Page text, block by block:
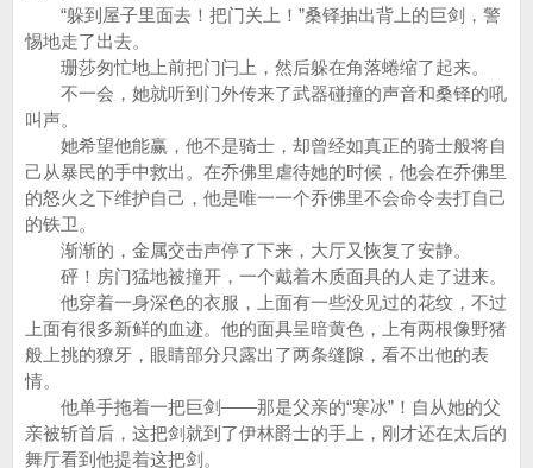
“躲到屋子里面去！把门关上！”桑铎抽出背上的巨剑，警
惕地走了出去。
珊莎匆忙地上前把门闩上，然后躲在角落蜷缩了起来。
不一会，她就听到门外传来了武器碰撞的声音和桑铎的吼
叫声。
她希望他能赢，他不是骑士，却曾经如真正的骑士般将自
己从暴民的手中救出。在乔佛里虐待她的时候，他会在乔佛里
的怒火之下维护自己，他是唯一一个乔佛里不会命令去打自己
的铁卫。
渐渐的，金属交击声停了下来，大厅又恢复了安静。
砰！房门猛地被撞开，一个戴着木质面具的人走了进来。
他穿着一身深色的衣服，上面有一些没见过的花纹，不过
上面有很多新鲜的血迹。他的面具呈暗黄色，上有两根像野猪
般上挑的獠牙，眼睛部分只露出了两条缝隙，看不出他的表
情。
他单手拖着一把巨剑——那是父亲的“寒冰”！自从她的父
亲被斩首后，这把剑就到了伊林爵士的手上，刚才还在太后的
舞厅看到他提着这把剑。